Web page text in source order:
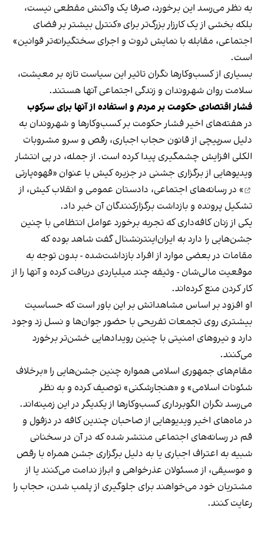
به نظر می‌رسد این برخورد، صرفا یک واکنش مقطعی نیست،
بلکه بخشی از یک کارزار بزرگ‌تر برای «کنترل بیشتر بر فضای
اجتماعی، مقابله با نمایش ثروت و اجرای سختگیرانه‌تر قوانین»
است.
بسیاری از کسب‌وکارها نگران تاثیر این سیاست‌ تازه بر معیشت،
سلامت روان شهروندان و زندگی اجتماعی آنها هستند.
فشار اقتصادی حکومت بر مردم و استفاده از آنها برای سرکوب
در هفته‌های اخیر فشار حکومت بر کسب‌وکارها و شهروندان به
دلیل سرپیچی از قانون حجاب اجباری، رقص و سرو مشروبات
الکلی افزایش چشمگیری پیدا کرده است. از جمله، در پی انتشار
ویدیوهایی از برگزاری جشنی در جزیره کیش با عنوان «قهوه‌پارتی
» در رسانه‌های اجتماعی، دادستان عمومی و انقلاب کیش، از
تشکیل پرونده و بازداشت برگزارکنندگان آن خبر داد.
یکی از زنان کافه‌داری که تجربه برخورد عوامل انتظامی با چنین
جشن‌هایی را دارد به ایران‌اینترنشنال گفت شاهد بوده که
مقامات در بعضی موارد از افراد بازداشت‌‌شده - بدون توجه به
موقعیت مالی‌شان - وثیقه چند میلیاردی دریافت کرده و آنها را از
کار کردن منع کرده‌اند.
او افزود بر اساس مشاهداتش بر این باور است که حساسیت
بیشتری روی تجمعات تفریحی با حضور جوان‌ها و نسل زد وجود
دارد و نیروهای امنیتی با چنین رویدادهایی خشن‌تر برخورد
می‌کنند.
مقام‌های جمهوری اسلامی همواره چنین جشن‌هایی را «برخلاف
شئونات اسلامی» و «هنجارشکنی» توصیف کرده و به نظر
می‌رسد نگران الگوبرداری کسب‌وکارها از یکدیگر در این زمینه‌اند.
در ماه‌های اخیر ویدیوهایی از صاحبان چندین کافه در دزفول و
قم در رسانه‌های اجتماعی منتشر شده که در آن در سخنانی
شبیه به اعتراف اجباری یا به دلیل برگزاری جشن همراه با رقص
و موسیقی، از مسئولان عذرخواهی و ابراز ندامت می‌کنند یا از
مشتریان خود می‌خواهند برای جلوگیری از پلمب شدن، حجاب را
رعایت کنند.